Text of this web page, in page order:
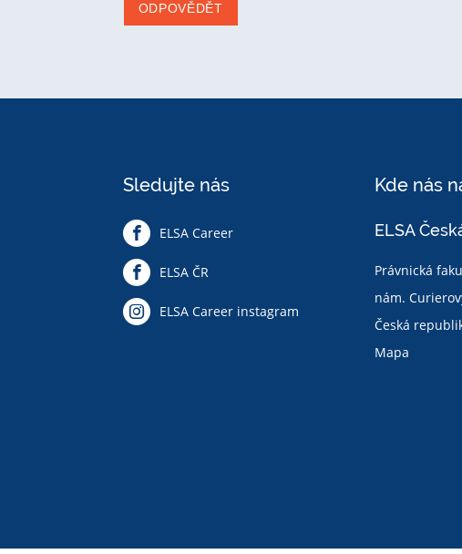
ODPOVĚDĚT
Sledujte nás
ELSA Career
ELSA ČR
ELSA Career instagram
Kde nás
ELSA
Právnická
nám.
Česká
Mapa